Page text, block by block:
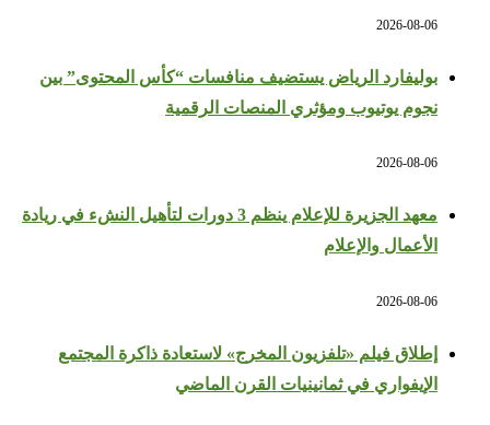
2026-08-06
بوليفارد الرياض يستضيف منافسات “كأس المحتوى” بين
نجوم يوتيوب ومؤثري المنصات الرقمية
2026-08-06
معهد الجزيرة للإعلام ينظم 3 دورات لتأهيل النشء في ريادة
الأعمال والإعلام
2026-08-06
إطلاق فيلم «تلفزيون المخرج» لاستعادة ذاكرة المجتمع
الإيفواري في ثمانينيات القرن الماضي